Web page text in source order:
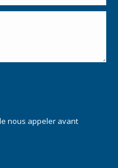
nous appeler avant